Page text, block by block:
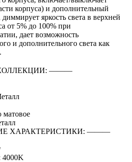
корпуса) и дополнительный
яркость света в верхней
от 5% до 100% при
дает возможность
и дополнительного света как
―――
матовое
ХАРАКТЕРИСТИКИ: ―――
4000K